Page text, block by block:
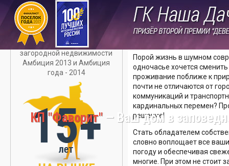
КИРОВСКОМ
РАЙОНЕ
В
РАЙОНЕ
КУПИТЬ
ДАЧУ В
ЛУЖСКОМ
РАЙОНЕ
КУПИТЬ ДАЧУ В
РАЙОНЕ
КП "Фаворит" — Ваш дом в
Где приобрести
Порой жизнь в шумном
одночасье хочется
проживание поближе к
почти не отличаются от
коммуникаций и
кардинальных перемен?
решение!
Стать обладателем
словно воплощает все
погоду и обеспечивая
многие. При этом не стоит